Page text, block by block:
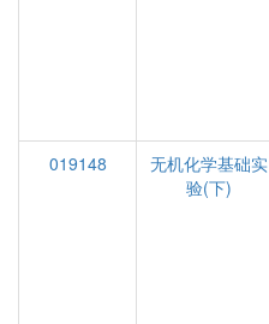
019148
无机化学基础实
验(下)